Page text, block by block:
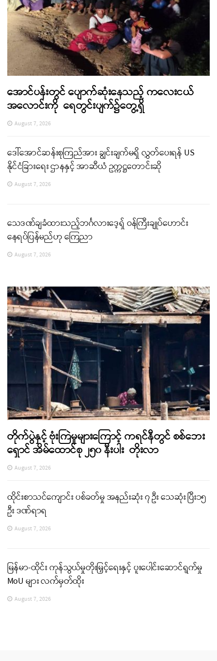
အောင်ပန်းတွင် ပျောက်ဆုံးနေသည့် ကလေးငယ်
အလောင်းကို ရေတွင်းပျက်၌တွေ့ရှိ
August 7, 2026
ဒေါ်အောင်ဆန်းစုကြည်အား ချွင်းချက်မရှိ လွှတ်ပေးရန် US
နိုင်ငံခြားရေး ဌာနနှင့် အာဆီယံ ဥက္ကဋ္ဌတောင်းဆို
August 7, 2026
သေဒဏ်ချခံထားသည့်ဘင်္ဂလားဒေ့ရှ် ဝန်ကြီးချုပ်ဟောင်း
နေရပ်ပြန်မည်ဟု ကြေညာ
August 7, 2026
တိုက်ပွဲနှင့် ဗုံးကြဲမှုများကြောင့် ကရင်နီတွင် စစ်ဘေး
ရှောင် အိမ်ထောင်စု ၂၅၀ နီးပါး တိုးလာ
August 7, 2026
ထိုင်းစာသင်ကျောင်း ပစ်ခတ်မှု အနည်းဆုံး ၇ ဦး သေဆုံး ပြီး၁၅
ဦး ဒဏ်ရာရ
August 7, 2026
မြန်မာ-ထိုင်း ကုန်သွယ်မှုတိုးမြှင့်ရေးနှင့် ပူးပေါင်းဆောင်ရွက်မှု
MoU များ လက်မှတ်ထိုး
August 7, 2026